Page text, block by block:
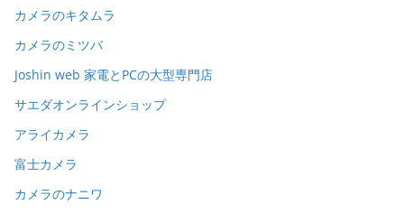
カメラのキタムラ
カメラのミツバ
Joshin web 家電とPCの大型専門店
サエダオンラインショップ
アライカメラ
富士カメラ
カメラのナニワ